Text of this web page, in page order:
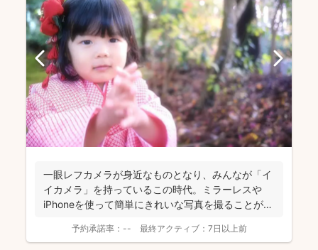
一眼レフカメラが身近なものとなり、みんなが「イ
イカメラ」を持っているこの時代。ミラーレスや
iPhoneを使って簡単にきれいな写真を撮ることがで
予約承諾率： -- 最終アクティブ： 7日以上前